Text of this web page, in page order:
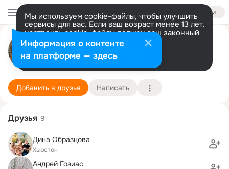
Войти
Мы используем cookie-файлы, чтобы улучшить
сервисы для вас. Если ваш возраст менее 13 лет,
настроить cookie-файлы должен ваш законный
представитель. Больше информации
Разрешить все Настроить
Марина Гозиас
Шарлотт
19 июня (45 лет)
Институт международных образовательных
Подробнее
Добавить в друзья Написать
Друзья 9
Дина Образцова
Хьюстон
Андрей Гозиас
Информация о контенте
на платформе — здесь